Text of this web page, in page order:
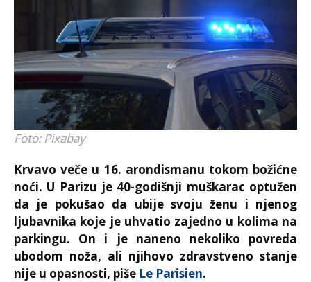
Foto: Pixabay
Krvavo veče u 16. arondismanu tokom božićne
noći. U Parizu je 40-godišnji muškarac optužen
da je pokušao da ubije svoju ženu i njenog
ljubavnika koje je uhvatio zajedno u kolima na
parkingu. On i je naneno nekoliko povreda
ubodom noža, ali njihovo zdravstveno stanje
nije u opasnosti, piše Le Parisien.